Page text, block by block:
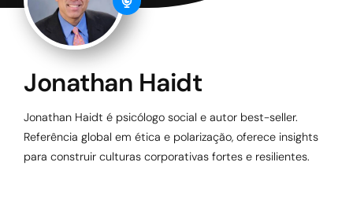
Jonathan Haidt
Jonathan Haidt é psicólogo social e autor best-seller.
Referência global em ética e polarização, oferece insights
para construir culturas corporativas fortes e resilientes.